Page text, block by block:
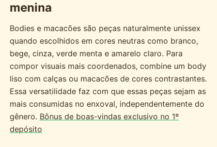
menina
Bodies e macacões são peças naturalmente unissex
quando escolhidos em cores neutras como branco,
bege, cinza, verde menta e amarelo claro. Para
compor visuais mais coordenados, combine um body
liso com calças ou macacões de cores contrastantes.
Essa versatilidade faz com que essas peças sejam as
mais consumidas no enxoval, independentemente do
gênero. Bônus de boas-vindas exclusivo no 1º
depósito